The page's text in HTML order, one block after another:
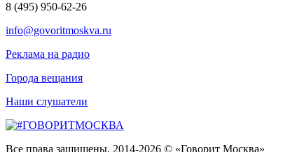
8 (495) 950-62-26
info@govoritmoskva.ru
Реклама на радио
Города вещания
Наши слушатели
Все права защищены. 2014-2026 © «Говорит Москва»